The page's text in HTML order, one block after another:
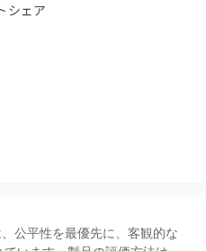
シェア
公平性を最優先に、客観的な